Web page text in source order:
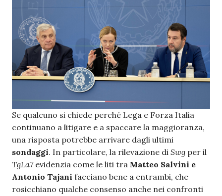
Se qualcuno si chiede perché Lega e Forza Italia
continuano a litigare e a spaccare la maggioranza,
una risposta potrebbe arrivare dagli ultimi
sondaggi. In particolare, la rilevazione di Swg per il
TgLa7evidenzia come le liti tra Matteo Salvini e
Antonio Tajani facciano bene a entrambi, che
rosicchiano qualche consenso anche nei confronti